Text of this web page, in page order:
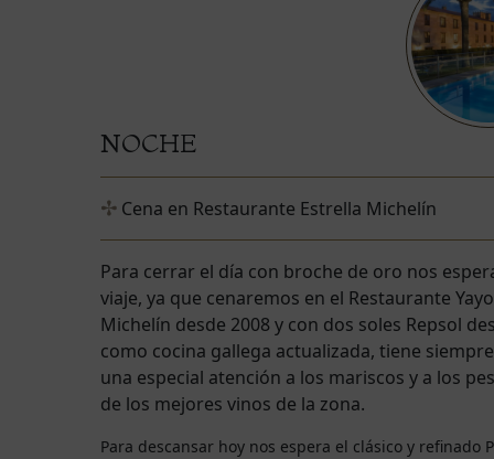
NOCHE
Cena en Restaurante Estrella Michelín
Para cerrar el día con broche de oro nos
viaje, ya que cenaremos en el Restaurante
Michelín desde 2008 y con dos soles Repsol
como cocina gallega actualizada, tiene
una especial atención a los mariscos y a los
de los mejores vinos de la zona.
Para descansar hoy nos espera el clásico y